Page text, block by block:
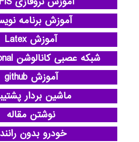
آموزش برنامه
آموزش Latex
شبکه عصبی کانالوشن Convolutional
آموزش github
ماشین بردار
نوشتن مقاله
خودرو بدون